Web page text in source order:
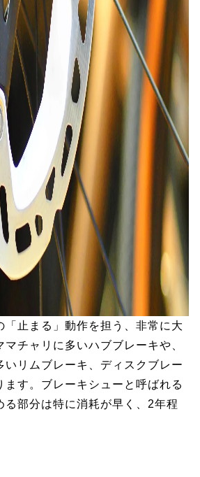
「止まる」動作を担う、非常に大
チャリに多いハブブレーキや、
いリムブレーキ、ディスクブレー
ます。ブレーキシューと呼ばれる
る部分は特に消耗が早く、2年程